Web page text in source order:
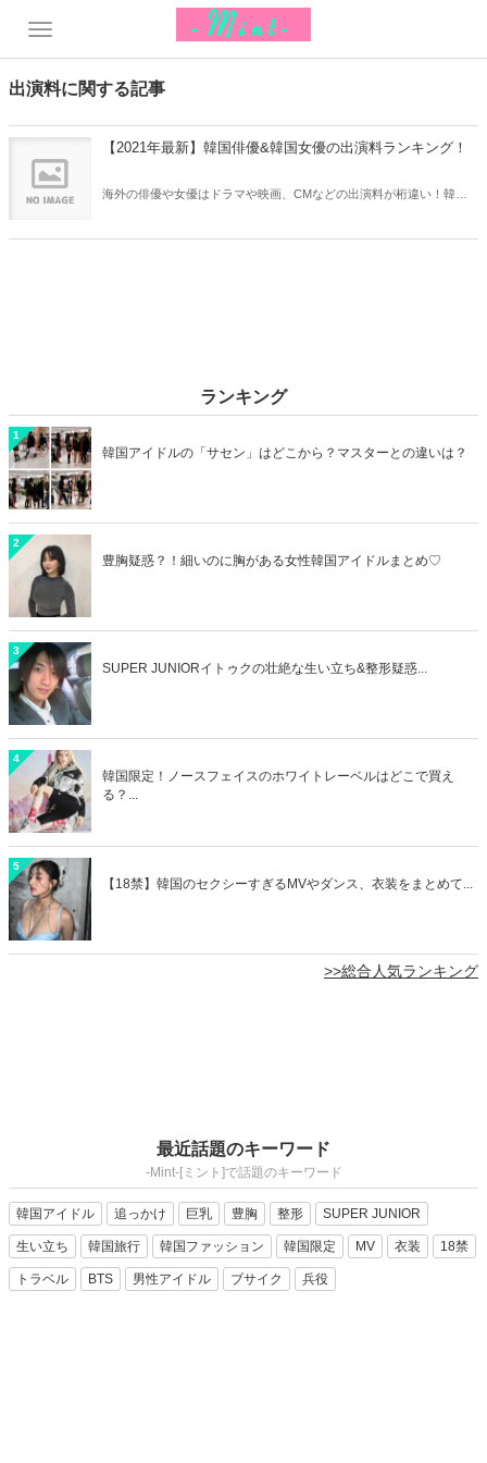
出演料に関する記事
【2021年最新】韓国俳優&韓国女優の出演料ランキング！
海外の俳優や女優はドラマや映画、CMなどの出演料が桁違い！韓国
ランキング
1
韓国アイドルの「サセン」はどこから？マスターとの違いは？
2
豊胸疑惑？！細いのに胸がある女性韓国アイドルまとめ♡
3
SUPER JUNIORイトゥクの壮絶な生い立ち&整形疑惑...
4
韓国限定！ノースフェイスのホワイトレーベルはどこで買え
る？...
5
【18禁】韓国のセクシーすぎるMVやダンス、衣装をまとめて...
>>総合人気ランキング
最近話題のキーワード
-Mint-[ミント]で話題のキーワード
韓国アイドル 追っかけ 巨乳 豊胸 整形 SUPER JUNIOR
生い立ち 韓国旅行 韓国ファッション 韓国限定 MV 衣装 18禁
トラベル BTS 男性アイドル ブサイク 兵役